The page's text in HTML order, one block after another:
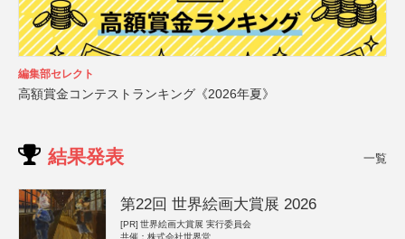
編集部セレクト
高額賞金コンテストランキング《2026年夏》
結果発表 一覧
第22回 世界絵画大賞展 2026
[PR] 世界絵画大賞展 実行委員会
共催：株式会社世界堂